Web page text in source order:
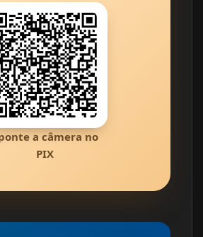
a câmera no
PIX